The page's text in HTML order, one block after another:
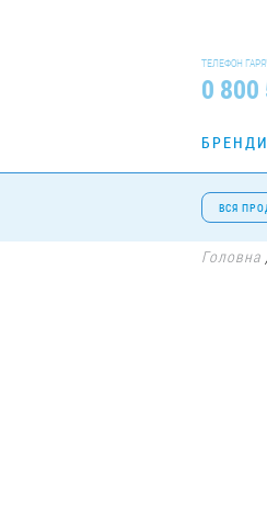
ТЕЛЕФОН
0 800
БРЕНДИ
ВСЯ
Головна